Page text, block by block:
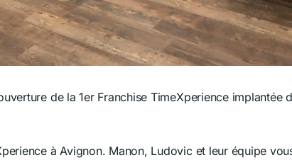
de la 1er Franchise TimeXperience implantée
à Avignon. Manon, Ludovic et leur équipe